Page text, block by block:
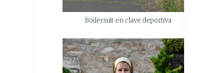
Boilersuit en clave deportiva